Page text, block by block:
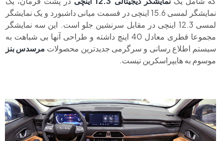
نمایشگر لمسی 15.6 اینچی در قسمت میانی داشبورد و یک نمایشگر
لمسی 12.3 اینچی در مقابل سرنشین جلو است. این سه نمایشگر
مجموعا قطری معادل 40 اینچ داشته و طراحی آنها بی شباهت به
سیستم اطلاع رسانی و سرگرمی جدیدترین محصولات مرسدس بنز
موسوم به هایپراسکرین نیست.